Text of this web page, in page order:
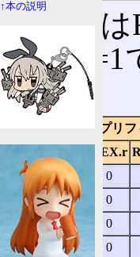
REX.w
る。
REXプリ
REX.r
48
1 0
49
1 0
4A
1 0
4B
1 0
↑本の説明